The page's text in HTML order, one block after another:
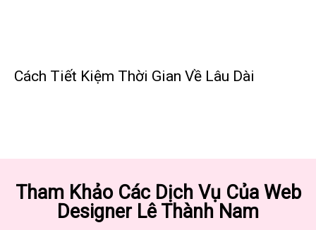
Cách Tiết Kiệm Thời Gian Về Lâu Dài
Tham Khảo Các Dịch Vụ Của Web
Designer Lê Thành Nam